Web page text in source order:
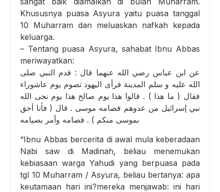
Khususnya puasa Asyura yaitu puasa tanggal
10 Muharram dan meluaskan nafkah kepada
keluarga.
– Tentang puasa Asyura, sahabat Ibnu Abbas
meriwayatkan:
عن ابن عباس رضي الله عنهما قال : قدم النبي صلى
الله عليه و سلم المدينة فرأى اليهود تصوم يوم عاشوراء
فقال ( ما هذا ) . قالوا هذا يوم صالح هذا يوم نجى الله
نبي إسرائيل من عدوهم فصامه موسى . قال ( فأنا أحق
بموسى منكم ) . فصامه وأمر بصيامه
“Ibnu Abbas bercerita di awal mula keberadaan
Nabi saw di Madinah, beliau menemukan
kebiasaan warga Yahudi yang berpuasa pada
tgl 10 Muharram / Asyura, beliau bertanya: apa
keutamaan hari ini?mereka menjawab: ini hari